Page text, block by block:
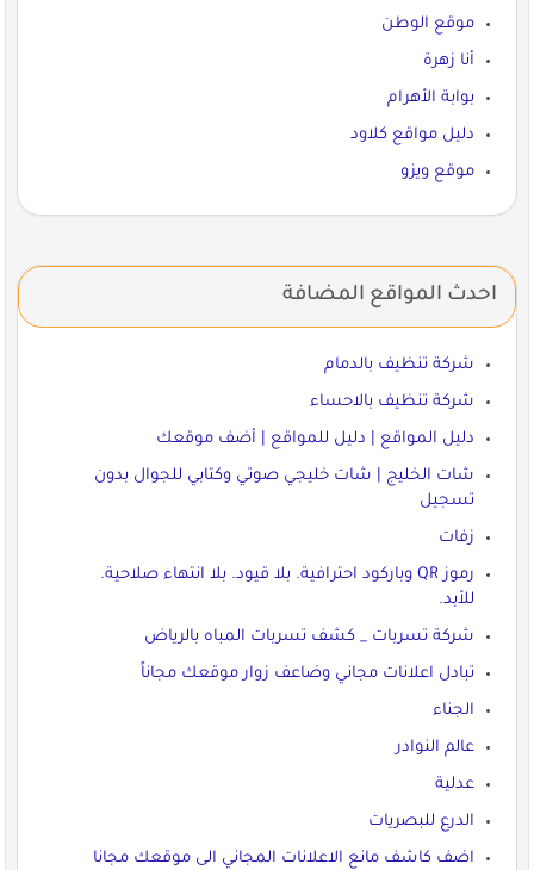
موقع الوطن
أنا زهرة
بوابة الأهرام
دليل مواقع كلاود
موقع ويزو
احدث المواقع المضافة
شركة تنظيف بالدمام
شركة تنظيف بالاحساء
دليل المواقع | دليل للمواقع | أضف موقعك
شات الخليج | شات خليجي صوتي وكتابي للجوال بدون
تسجيل
زفات
رموز QR وباركود احترافية. بلا قيود. بلا انتهاء صلاحية.
للأبد.
شركة تسربات _ كشف تسربات المباه بالرياض
تبادل اعلانات مجاني وضاعف زوار موقعك مجاناً
الجناء
عالم النوادر
عدلية
الدرع للبصريات
اضف كاشف مانع الاعلانات المجاني الى موقعك مجانا